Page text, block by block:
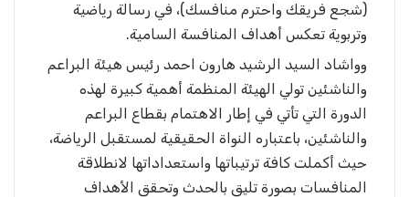
(شجع فريقك واحترم منافسك)، في رسالة رياضية
وتربوية تعكس أهداف المنافسة السامية.
وواشاد السيد الرشيد هارون احمد رئيس هيئة البراعم
والناشئين تولي الهيئة المنظمة أهمية كبيرة لهذه
الدورة التي تأتي في إطار الاهتمام بقطاع البراعم
والناشئين، باعتباره النواة الحقيقية لمستقبل الرياضة،
حيث أكملت كافة ترتيباتها واستعداداتها لانطلاقة
المنافسات بصورة تليق بالحدث وتحقق الأهداف